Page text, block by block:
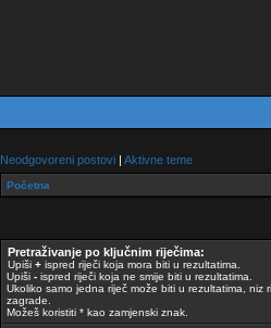
Neodgovoreni postovi | Aktivne teme
Početna
Pretraživanje po ključnim riječima:
Upiši + ispred riječi koja mora biti u rezultatima.
Upiši - ispred riječi koja ne smije biti u rezultatima.
Ukoliko samo jedna riječ može biti u rezultatima, niz
zagrade.
Možeš koristiti * kao zamjenski znak.